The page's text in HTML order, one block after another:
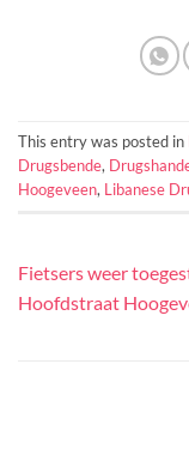
This entry was posted in
Drugsbende,
Hoogeveen, Libanese
Fietsers weer
Hoofdstraat